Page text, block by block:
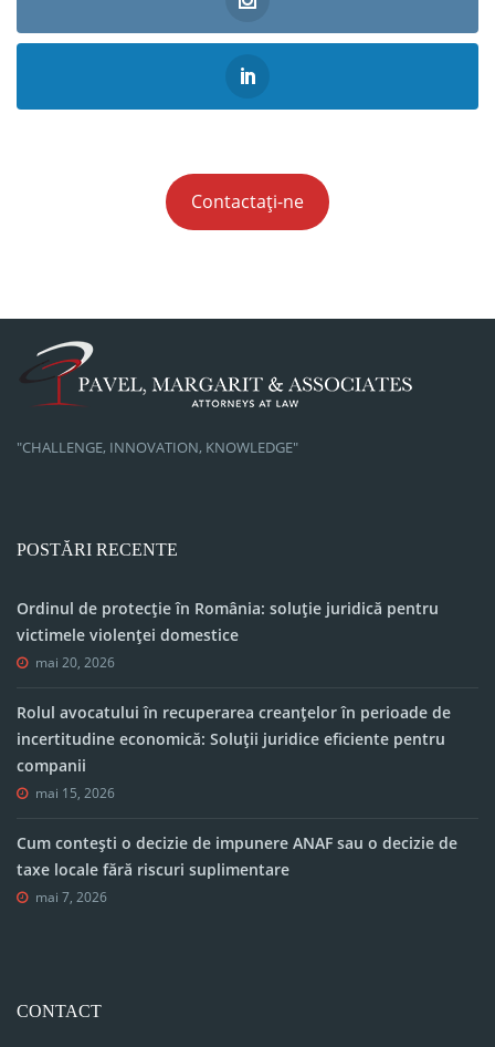
Contactați-ne
"CHALLENGE, INNOVATION, KNOWLEDGE"
POSTĂRI RECENTE
Ordinul de protecție în România: soluție juridică pentru
victimele violenței domestice
mai 20, 2026
Rolul avocatului în recuperarea creanțelor în perioade de
incertitudine economică: Soluții juridice eficiente pentru
companii
mai 15, 2026
Cum contești o decizie de impunere ANAF sau o decizie de
taxe locale fără riscuri suplimentare
mai 7, 2026
CONTACT